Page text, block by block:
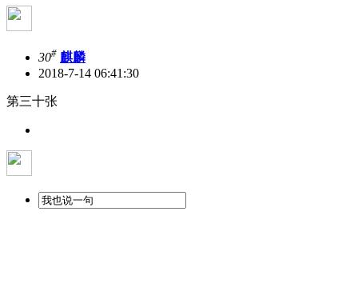
30# 麒麟
2018-7-14 06:41:30
第三十张